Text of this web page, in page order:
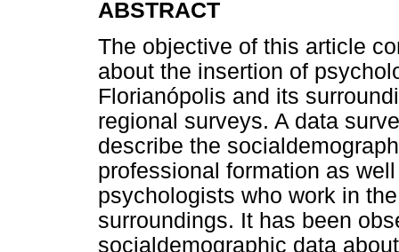
ABSTRACT
The objective of this article
about the insertion of
Florianópolis and its
regional surveys. A data
describe the
professional formation as
psychologists who work in
surroundings. It has been
socialdemographic data